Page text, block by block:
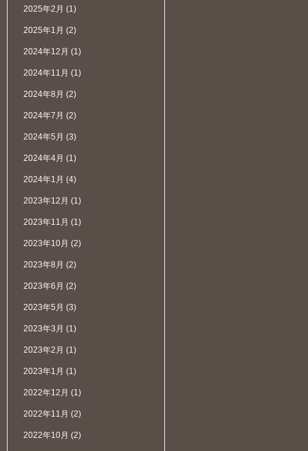
2025年2月 (1)
2025年1月 (2)
2024年12月 (1)
2024年11月 (1)
2024年8月 (2)
2024年7月 (2)
2024年5月 (3)
2024年4月 (1)
2024年1月 (4)
2023年12月 (1)
2023年11月 (1)
2023年10月 (2)
2023年8月 (2)
2023年6月 (2)
2023年5月 (3)
2023年3月 (1)
2023年2月 (1)
2023年1月 (1)
2022年12月 (1)
2022年11月 (2)
2022年10月 (2)